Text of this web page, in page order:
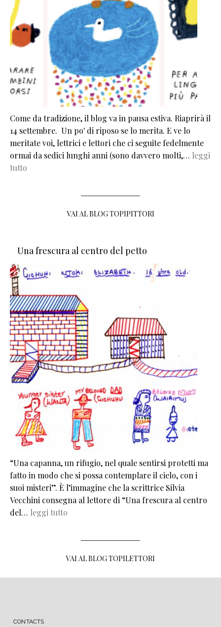
Come da tradizione, il blog va in pausa estiva. Riaprirà il
14 settembre. Un po' di riposo se lo merita. E ve lo
meritate voi, lettrici e lettori che ci seguite fedelmente
ormai da sedici lunghi anni (sono davvero molti,… leggi
tutto
VAI AL BLOG TOPIPITTORI
Una frescura al centro del petto
“Una capanna, un rifugio, nel quale sentirsi protetti ma
fatto in modo che si possa contemplare il cielo, con i
suoi misteri”. È l’immagine che la scrittrice Silvia
Vecchini consegna al lettore di “Una frescura al centro
del… leggi tutto
VAI AL BLOG TOPILETTORI
MENU FOOTER
CONTACTS